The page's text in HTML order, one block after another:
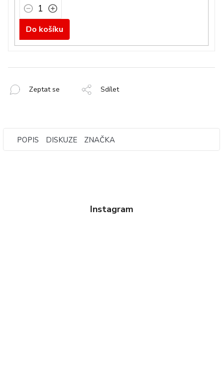
Do košíku
Zeptat se Sdílet
POPIS DISKUZE ZNAČKA
Instagram